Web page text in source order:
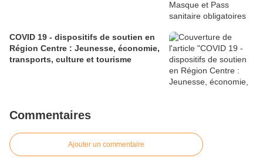
COVID 19 - dispositifs de soutien en
Région Centre : Jeunesse, économie,
transports, culture et tourisme
Commentaires
Ajouter un commentaire